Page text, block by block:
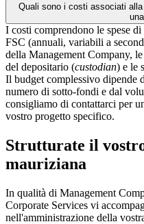
Quali sono i costi associati
I costi comprendono le spese
FSC (annuali, variabili a
della Management Company,
del depositario (custodian) e le
Il budget complessivo dipende
numero di sotto-fondi e dal
consigliamo di contattarci per
vostro progetto specifico.
Strutturate il
mauriziana
In qualità di Management
Corporate Services vi
nell'amministrazione della